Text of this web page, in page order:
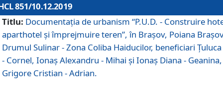
851/10.12.2019
Titlu: Documentaţia de urbanism “P.U.D. - Construire
aparthotel şi împrejmuire teren”, în Braşov, Poiana
Drumul Sulinar - Zona Coliba Haiducilor, beneficiari
- Cornel, Ionaş Alexandru - Mihai şi Ionaş Diana - Geanina,
Grigore Cristian - Adrian.